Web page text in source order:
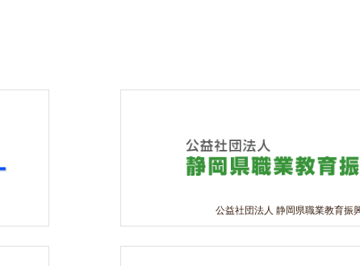
公益社団法人 静岡県職業教育振